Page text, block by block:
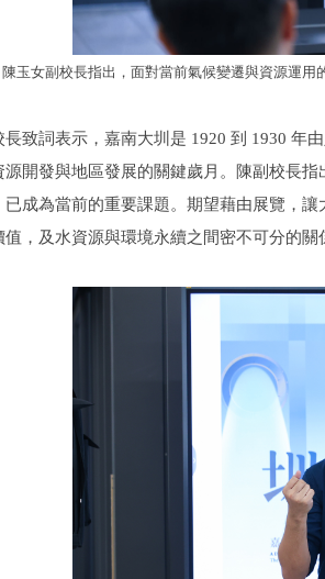
陳玉女副校長指出，面對當前氣候變遷與資源運
長致詞表示，嘉南大圳是 1920 到 1930 年
源開發與地區發展的關鍵歲月。陳副校長
已成為當前的重要課題。期望藉由展覽，
，及水資源與環境永續之間密不可分的關